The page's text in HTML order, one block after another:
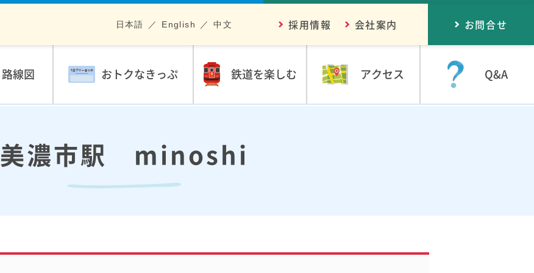
路線図 おトクなきっぷ 鉄道を楽しむ アクセス Q&A
採用情報 会社案内
日本語 English 中文 お問合せ
美濃市駅 minoshi